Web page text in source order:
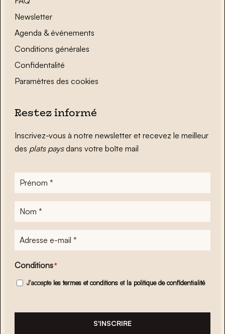
Newsletter
Agenda & événements
Conditions générales
Confidentalité
Paramètres des cookies
Restez informé
Inscrivez-vous à notre newsletter et recevez le meilleur
des plats paysdans votre boîte mail
Prénom
Nom
Adresse
e-
mail*
Conditions*
J'accepte les termes et conditions et la politique de confidentialité
S'INSCRIRE